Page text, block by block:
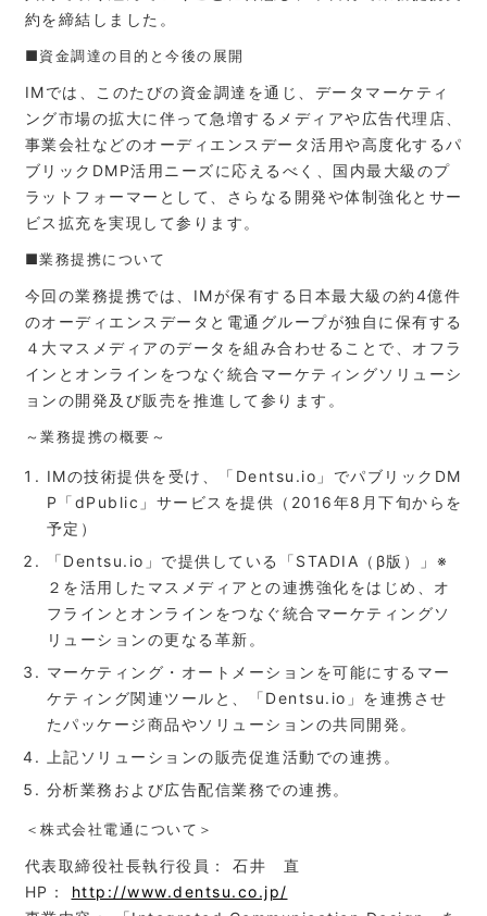
約を締結しました。
■資金調達の目的と今後の展開
IMでは、このたびの資金調達を通じ、データマーケティ
ング市場の拡大に伴って急増するメディアや広告代理店、
事業会社などのオーディエンスデータ活用や高度化するパ
ブリックDMP活用ニーズに応えるべく、国内最大級のプ
ラットフォーマーとして、さらなる開発や体制強化とサー
ビス拡充を実現して参ります。
■業務提携について
今回の業務提携では、IMが保有する日本最大級の約4億件
のオーディエンスデータと電通グループが独自に保有する
４大マスメディアのデータを組み合わせることで、オフラ
インとオンラインをつなぐ統合マーケティングソリューシ
ョンの開発及び販売を推進して参ります。
～業務提携の概要～
IMの技術提供を受け、「Dentsu.io」でパブリックDM
P「dPublic」サービスを提供（2016年8月下旬からを
予定）
「Dentsu.io」で提供している「STADIA（β版）」※
２を活用したマスメディアとの連携強化をはじめ、オ
フラインとオンラインをつなぐ統合マーケティングソ
リューションの更なる革新。
マーケティング・オートメーションを可能にするマー
ケティング関連ツールと、「Dentsu.io」を連携させ
たパッケージ商品やソリューションの共同開発。
上記ソリューションの販売促進活動での連携。
分析業務および広告配信業務での連携。
＜株式会社電通について＞
代表取締役社長執行役員： 石井 直
HP： http://www.dentsu.co.jp/